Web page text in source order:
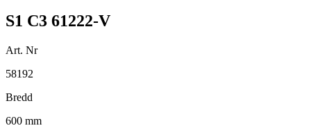
S1 C3 61222-V
Art. Nr
58192
Bredd
600 mm